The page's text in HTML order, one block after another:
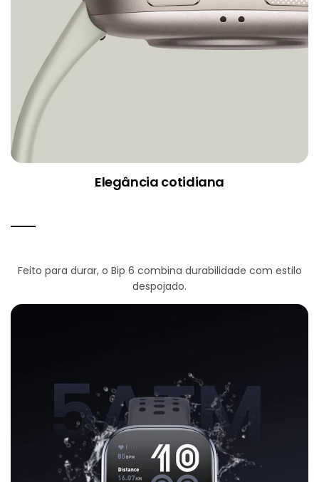
Elegância cotidiana
Feito para durar, o Bip 6 combina durabilidade com estilo
despojado.